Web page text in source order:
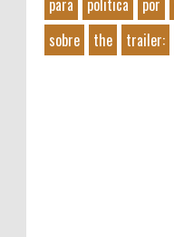
para
politica por
sobre
the trailer: